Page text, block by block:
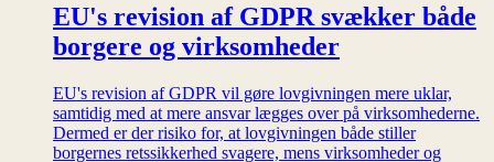
EU's revision af GDPR svækker både
borgere og virksomheder
EU's revision af GDPR vil gøre lovgivningen mere uklar,
samtidig med at mere ansvar lægges over på virksomhederne.
Dermed er der risiko for, at lovgivningen både stiller
borgernes retssikkerhed svagere, mens virksomheder og